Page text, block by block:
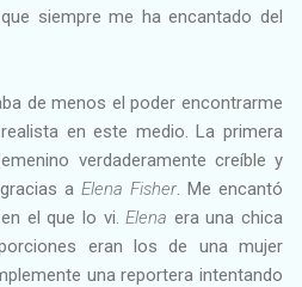
siempre me ha encantado del
de menos el poder encontrarme
en este medio. La primera
verdaderamente creíble y
a Elena Fisher. Me encantó
el que lo vi.Elena era una chica
eran los de una mujer
una reportera intentando